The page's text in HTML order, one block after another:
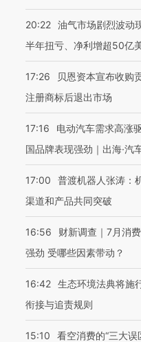
20:22 油气市场剧烈波动
半年扭亏、净利增超50亿
17:26
贝恩资本宣布收购
注册商标后退出市场
17:16
电动汽车需求高涨
国品牌表现强劲｜出海·汽
17:00
普渡机器人张涛：
渠道和产品共同突破
16:56
财新调查｜7月消
强劲 受哪些因素带动？
16:42 生态环境法典将施
衔接与追责规则
15:10 看空消费的“三大误